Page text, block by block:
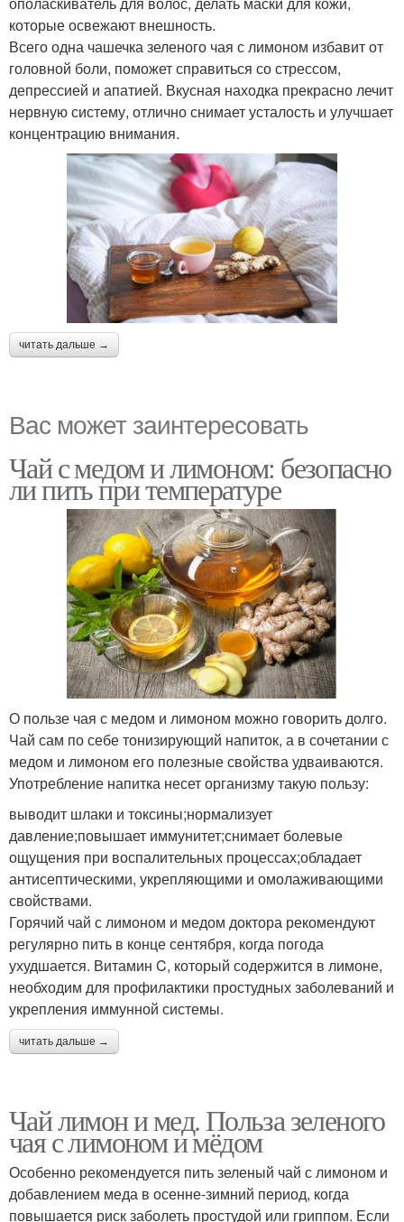
которые освежают внешность.
Всего одна чашечка зеленого чая с лимоном избавит от
головной боли, поможет справиться со стрессом,
депрессией и апатией. Вкусная находка прекрасно лечит
нервную систему, отлично снимает усталость и улучшает
концентрацию внимания.
читать дальше →
Вас может заинтересовать
Чай с медом и лимоном: безопасно
ли пить при температуре
О пользе чая с медом и лимоном можно говорить долго.
Чай сам по себе тонизирующий напиток, а в сочетании с
медом и лимоном его полезные свойства удваиваются.
Употребление напитка несет организму такую пользу:
выводит шлаки и токсины;нормализует
давление;повышает иммунитет;снимает болевые
ощущения при воспалительных процессах;обладает
антисептическими, укрепляющими и омолаживающими
свойствами.
Горячий чай с лимоном и медом доктора рекомендуют
регулярно пить в конце сентября, когда погода
ухудшается. Витамин C, который содержится в лимоне,
необходим для профилактики простудных заболеваний и
укрепления иммунной системы.
читать дальше →
Чай лимон и мед. Польза зеленого
чая с лимоном и мёдом
Особенно рекомендуется пить зеленый чай с лимоном и
добавлением меда в осенне-зимний период, когда
повышается риск заболеть простудой или гриппом. Если